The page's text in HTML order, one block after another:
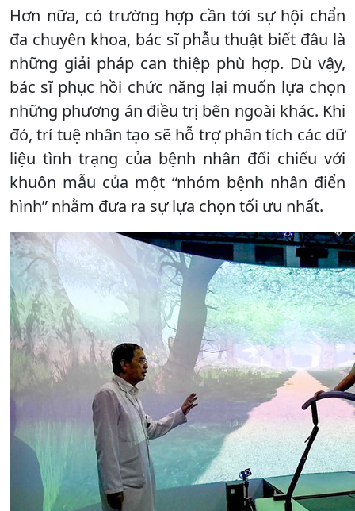
Hơn nữa, có trường hợp cần tới sự hội chẩn
đa chuyên khoa, bác sĩ phẫu thuật biết đâu là
những giải pháp can thiệp phù hợp. Dù vậy,
bác sĩ phục hồi chức năng lại muốn lựa chọn
những phương án điều trị bên ngoài khác. Khi
đó, trí tuệ nhân tạo sẽ hỗ trợ phân tích các dữ
liệu tình trạng của bệnh nhân đối chiếu với
khuôn mẫu của một “nhóm bệnh nhân điển
hình” nhằm đưa ra sự lựa chọn tối ưu nhất.